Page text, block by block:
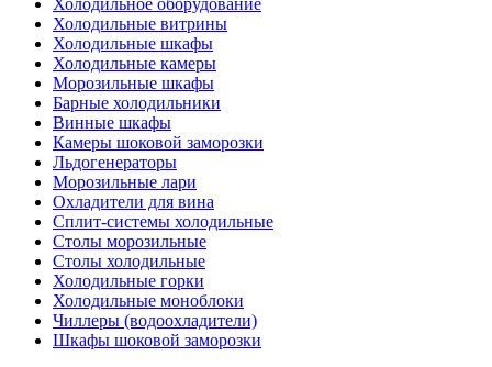
Холодильное оборудование
Холодильные витрины
Холодильные шкафы
Холодильные камеры
Морозильные шкафы
Барные холодильники
Винные шкафы
Камеры шоковой заморозки
Льдогенераторы
Морозильные лари
Охладители для вина
Сплит-системы холодильные
Столы морозильные
Столы холодильные
Холодильные горки
Холодильные моноблоки
Чиллеры (водоохладители)
Шкафы шоковой заморозки